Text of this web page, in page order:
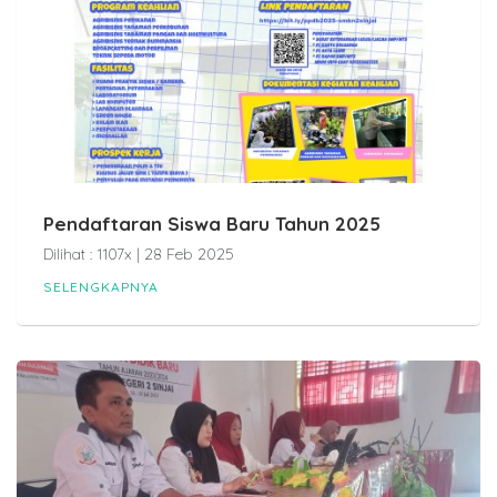
Pendaftaran Siswa Baru Tahun 2025
Dilihat : 1107x | 28 Feb 2025
SELENGKAPNYA